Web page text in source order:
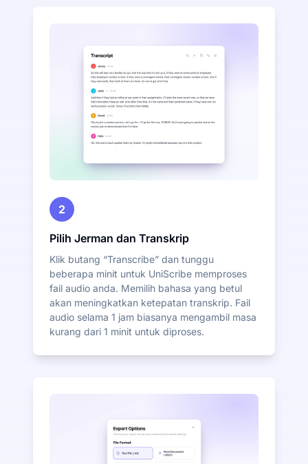
2
Pilih Jerman dan Transkrip
Klik butang “Transcribe” dan tunggu
beberapa minit untuk UniScribe memproses
fail audio anda. Memilih bahasa yang betul
akan meningkatkan ketepatan transkrip. Fail
audio selama 1 jam biasanya mengambil masa
kurang dari 1 minit untuk diproses.